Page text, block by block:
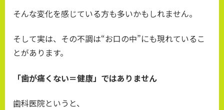
そんな変化を感じている方も多いかもしれません。
そして実は、その不調は“お口の中”にも現れているこ
とがあります。
「歯が痛くない＝健康」ではありません
歯科医院というと、